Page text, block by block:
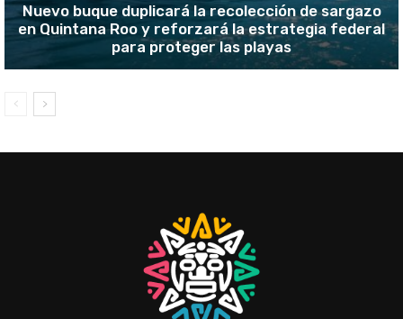
Nuevo buque duplicará la recolección de sargazo
en Quintana Roo y reforzará la estrategia federal
para proteger las playas